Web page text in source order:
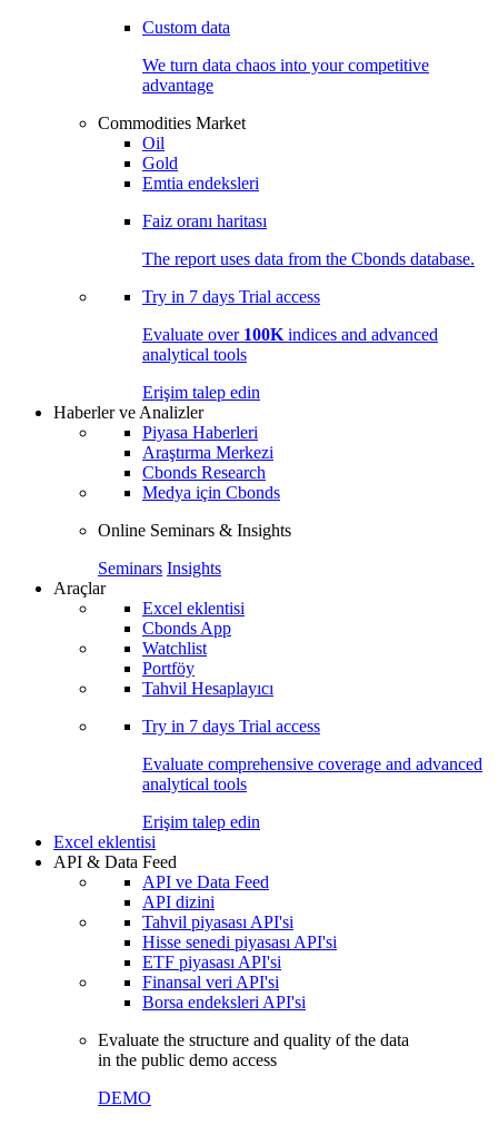
Custom data
We turn data chaos into your competitive
advantage
Commodities Market
Oil
Gold
Emtia endeksleri
Faiz oranı haritası
The report uses data from the Cbonds database.
Try in 7 days Trial access
Evaluate over 100K indices and advanced
analytical tools
Erişim talep edin
Haberler ve Analizler
Piyasa Haberleri
Araştırma Merkezi
Cbonds Research
Medya için Cbonds
Online Seminars & Insights
Seminars Insights
Araçlar
Excel eklentisi
Cbonds App
Watchlist
Portföy
Tahvil Hesaplayıcı
Try in 7 days Trial access
Evaluate comprehensive coverage and advanced
analytical tools
Erişim talep edin
Excel eklentisi
API & Data Feed
API ve Data Feed
API dizini
Tahvil piyasası API'si
Hisse senedi piyasası API'si
ETF piyasası API'si
Finansal veri API'si
Borsa endeksleri API'si
Evaluate the structure and quality of the data
in the public demo access
DEMO